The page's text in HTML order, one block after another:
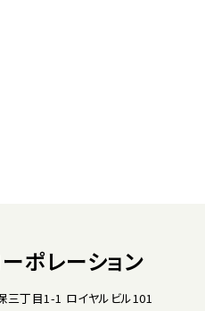
ポレーション
丁目1-1 ロイヤルビル101